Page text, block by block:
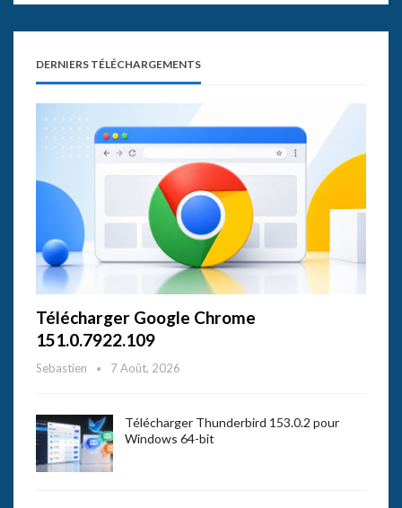
DERNIERS TÉLÉCHARGEMENTS
Télécharger Google Chrome
151.0.7922.109
Sebastien 7 Août, 2026
Télécharger Thunderbird 153.0.2 pour
Windows 64-bit